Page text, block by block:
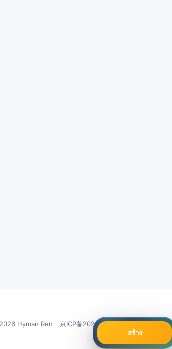
สร้าง
Hyman Ren 京ICP备2021026679号 Server in: